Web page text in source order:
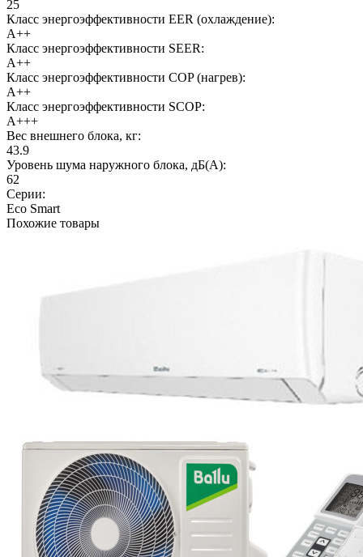
25
Класс энергоэффективности EER (охлаждение):
A++
Класс энергоэффективности SEER:
A++
Класс энергоэффективности COP (нагрев):
A++
Класс энергоэффективности SCOP:
A+++
Вес внешнего блока, кг:
43.9
Уровень шума наружного блока, дБ(А):
62
Серии:
Eco Smart
Похожие товары